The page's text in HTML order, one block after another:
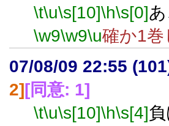
\t\u\s[10]\h\s[0]
\w9\w9\u確か1
07/08/09 22:55
2][同意: 1]
\t\u\s[10]\h\s[4]